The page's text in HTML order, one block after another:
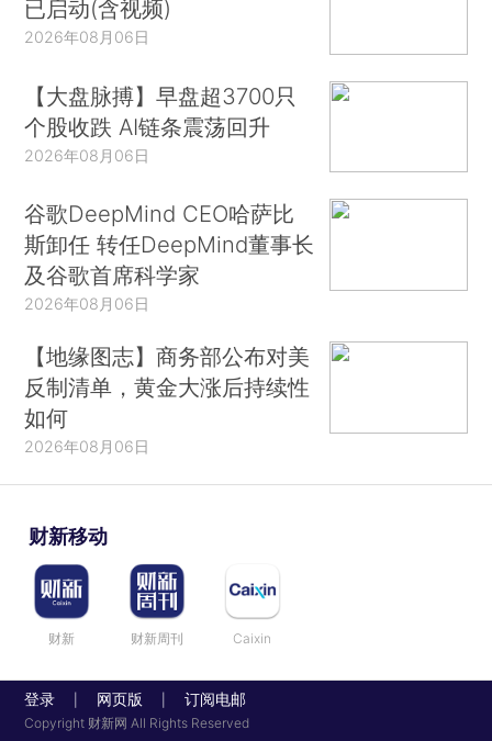
已启动(含视频)
2026年08月06日
【大盘脉搏】早盘超3700只
个股收跌 AI链条震荡回升
2026年08月06日
谷歌DeepMind CEO哈萨比
斯卸任 转任DeepMind董事长
及谷歌首席科学家
2026年08月06日
【地缘图志】商务部公布对美
反制清单，黄金大涨后持续性
如何
2026年08月06日
财新移动
财新 财新周刊 Caixin
登录 网页版 订阅电邮
Copyright 财新网 All Rights Reserved